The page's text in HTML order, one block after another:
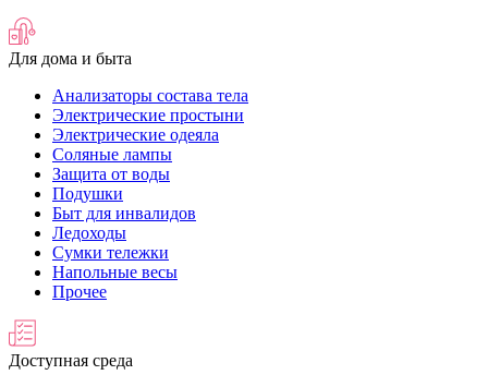
Для дома и быта
Анализаторы состава тела
Электрические простыни
Электрические одеяла
Соляные лампы
Защита от воды
Подушки
Быт для инвалидов
Ледоходы
Сумки тележки
Напольные весы
Прочее
Доступная среда